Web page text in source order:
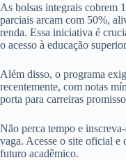
As bolsas integrais cobrem
parciais arcam com 50%,
renda. Essa iniciativa é
o acesso à educação
Além disso, o programa
recentemente, com notas
porta para carreiras
Não perca tempo e
vaga. Acesse o site oficial e
futuro acadêmico.